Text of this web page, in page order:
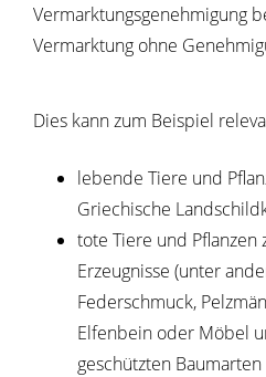
Vermarktungsgenehmigung
Vermarktung ohne
Dies kann zum Beispiel
lebende Tiere und
Griechische
tote Tiere und Pflanzen
Erzeugnisse (unter
Federschmuck,
Elfenbein oder Möbel
geschützten Baumarten